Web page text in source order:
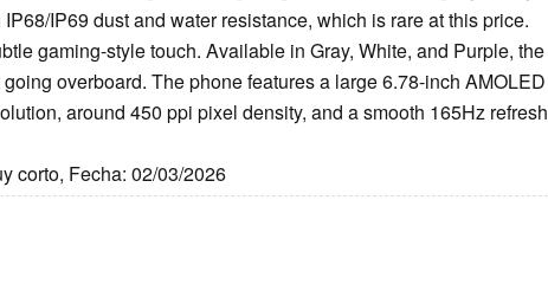
IP69 dust and water resistance, which is rare at this price.
gaming-style touch. Available in Gray, White, and Purple, the
overboard. The phone features a large 6.78-inch AMOLED
around 450 ppi pixel density, and a smooth 165Hz refresh
corto, Fecha: 02/03/2026